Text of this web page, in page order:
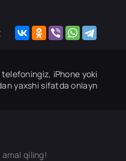
iPhone yoki
yaxshi sifatda onlayn
amal qiling!